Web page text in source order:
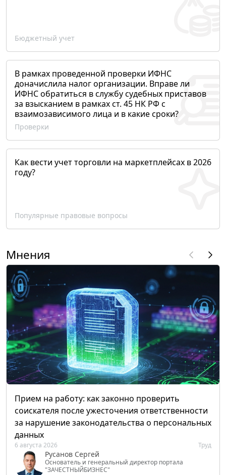
Бюджетный учет
В рамках проведенной проверки ИФНС
доначислила налог организации. Вправе ли
ИФНС обратиться в службу судебных приставов
за взысканием в рамках ст. 45 НК РФ с
взаимозависимого лица и в какие сроки?
Проверки
Как вести учет торговли на маркетплейсах в 2026
году?
Популярные правовые вопросы
Мнения
Прием на работу: как законно проверить
соискателя после ужесточения ответственности
за нарушение законодательства о персональных
данных
6 августа 2026 Труд
Русанов Сергей
Основатель и генеральный директор портала
"ЗАЧЕСТНЫЙБИЗНЕС"